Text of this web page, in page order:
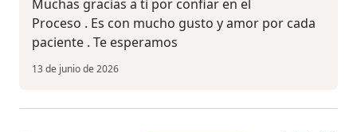
Muchas gracias a ti por confiar en el
Proceso . Es con mucho gusto y amor por cada
paciente . Te esperamos
13 de junio de 2026